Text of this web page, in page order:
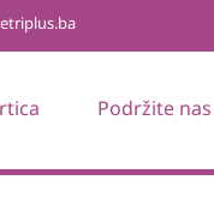
Podržite nas